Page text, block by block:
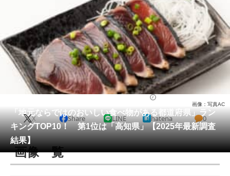
ニュース
エンタメ クイズ
グルメ 地域
住まい 教育・育児
リサーチ
会員記事
メディア
注目記事を集めた総合ページ
「地元ならではのおいしい食べ物がある都道府県」ラン
キングTOP10！ 第1位は「高知県」【2025年最新調査
結果】
画像：写真AC
X Share LINE hatena 0
画像一覧